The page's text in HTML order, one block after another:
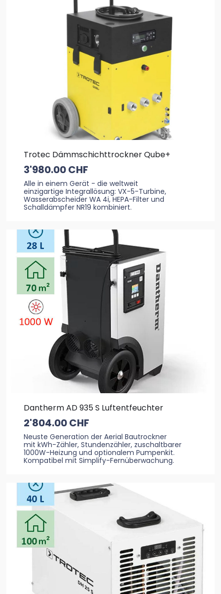
Trotec Dämmschichttrockner Qube+
3'980.00CHF
Alle in einem Gerät - die weltweit
einzigartige Integrallösung: VX-5-Turbine,
Wasserabscheider WA 4i, HEPA-Filter und
Schalldämpfer NR19 kombiniert.
Dantherm AD 935 S Luftentfeuchter
2'804.00CHF
Neuste Generation der Aerial Bautrockner
mit kWh-Zähler, Stundenzähler, zuschaltbarer
1000W-Heizung und optionalem Pumpenkit.
Kompatibel mit Simplify-Fernüberwachung.